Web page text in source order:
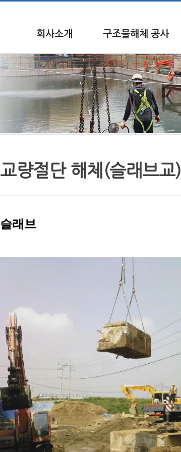
회사소개 구조물해체 공사
교량절단 해체(슬래브교)
슬래브